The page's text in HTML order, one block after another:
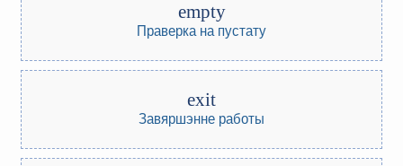
empty
Праверка на пустату
exit
Завяршэнне работы